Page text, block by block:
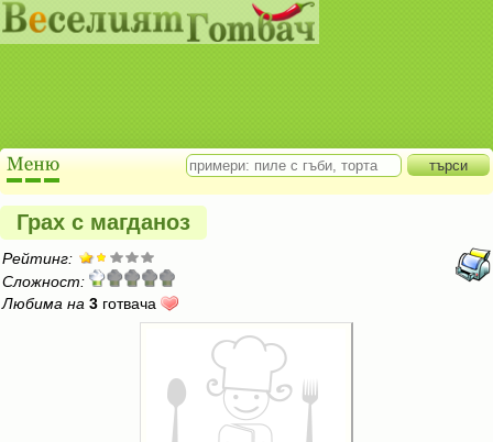
Грах с магданоз
Рейтинг:
Сложност:
Любима на 3 готвача